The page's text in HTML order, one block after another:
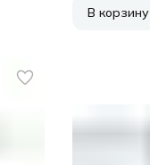
бирюзовый
В корзину